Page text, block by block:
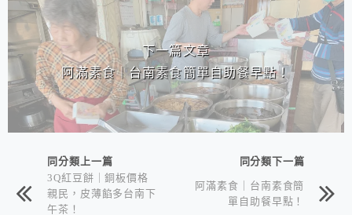
下一篇文章
阿滿素食｜台南素食簡單自助餐早點！
同分類上一篇
3Q紅豆餅｜銅板價格
親民，皮薄餡多台南下
午茶！
同分類下一篇
阿滿素食｜台南素食簡
單自助餐早點！